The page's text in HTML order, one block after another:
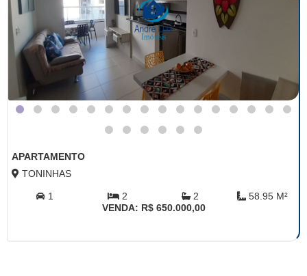
APARTAMENTO
TONINHAS
1 2 2
58.95 M²
VENDA: R$ 650.000,00